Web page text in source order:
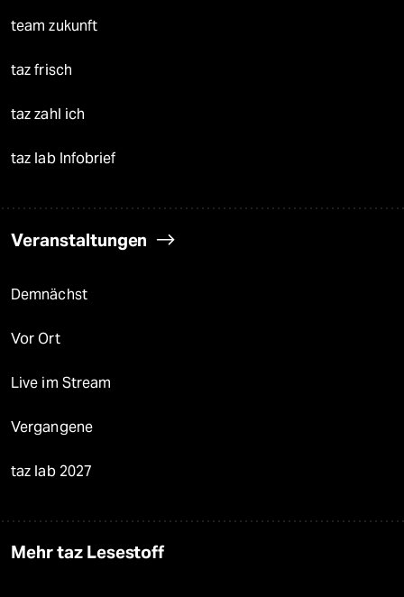
team zukunft
taz frisch
taz zahl ich
taz lab Infobrief
Veranstaltungen
Demnächst
Vor Ort
Live im Stream
Vergangene
taz lab 2027
Mehr taz Lesestoff